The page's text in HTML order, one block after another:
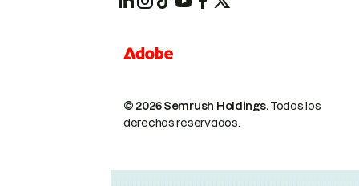
© 2026 Semrush Holdings.Todos los
derechos reservados.